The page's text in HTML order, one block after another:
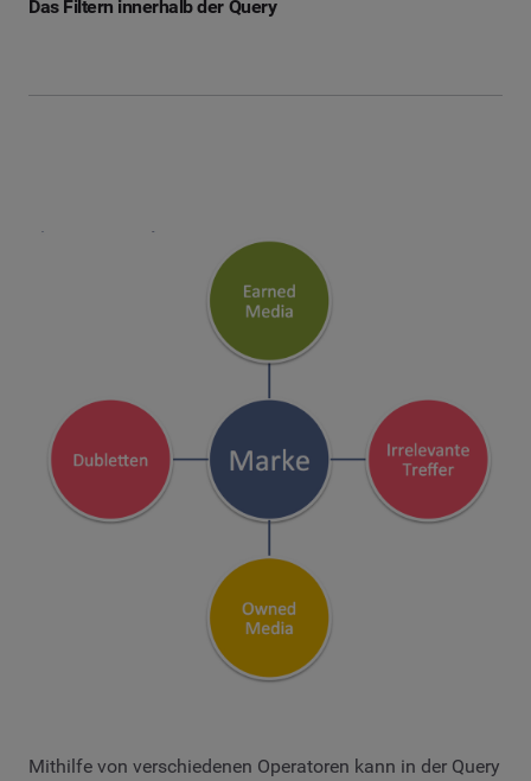
Das Filtern innerhalb der Query
Mithilfe von verschiedenen Operatoren kann in der Query